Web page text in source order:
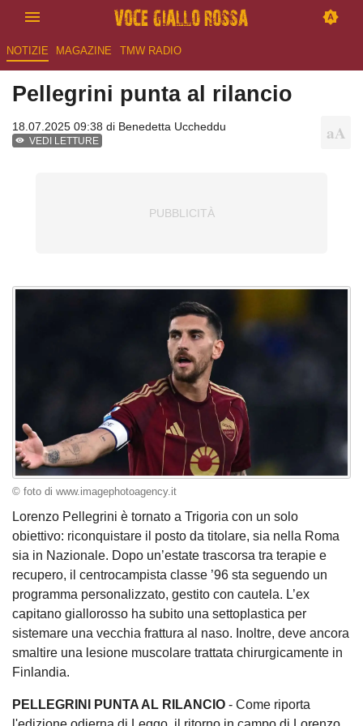
NOTIZIE MAGAZINE TMW RADIO
Pellegrini punta al rilancio
18.07.2025 09:38 di Benedetta Uccheddu
VEDI LETTURE
© foto di www.imagephotoagency.it
Lorenzo Pellegrini è tornato a Trigoria con un solo
obiettivo: riconquistare il posto da titolare, sia nella Roma
sia in Nazionale. Dopo un’estate trascorsa tra terapie e
recupero, il centrocampista classe ’96 sta seguendo un
programma personalizzato, gestito con cautela. L’ex
capitano giallorosso ha subito una settoplastica per
sistemare una vecchia frattura al naso. Inoltre, deve ancora
smaltire una lesione muscolare trattata chirurgicamente in
Finlandia.
PELLEGRINI PUNTA AL RILANCIO - Come riporta